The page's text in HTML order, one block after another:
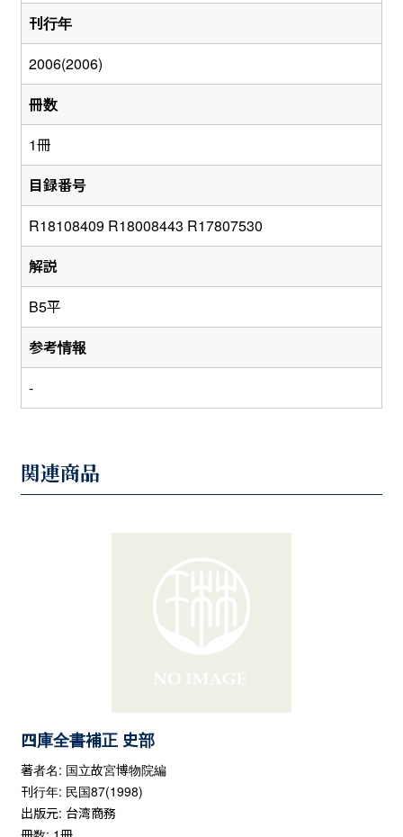
刊行年
2006(2006)
冊数
1冊
目録番号
R18108409 R18008443 R17807530
解説
B5平
参考情報
-
関連商品
四庫全書補正 史部
著者名: 国立故宮博物院編
刊行年: 民国87(1998)
出版元: 台湾商務